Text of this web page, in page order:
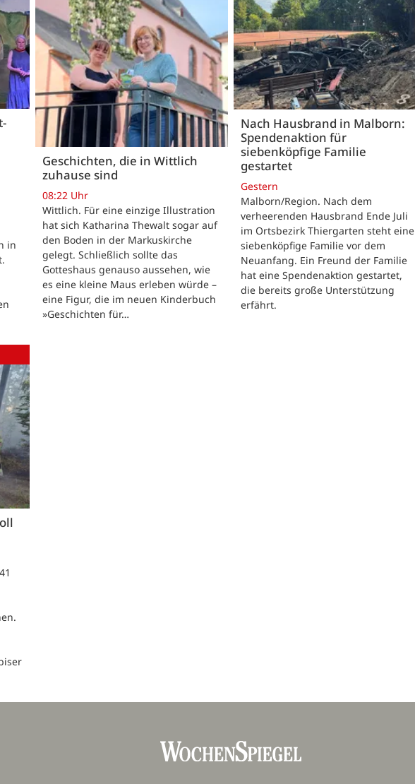
in
Geschichten, die in Wittlich
zuhause sind
08:22 Uhr
Wittlich. Für eine einzige Illustration
hat sich Katharina Thewalt sogar auf
den Boden in der Markuskirche
gelegt. Schließlich sollte das
Gotteshaus genauso aussehen, wie
es eine kleine Maus erleben würde –
eine Figur, die im neuen Kinderbuch
»Geschichten für…
Nach Hausbrand in Malborn:
Spendenaktion für
siebenköpfige Familie
gestartet
Gestern
Malborn/Region. Nach dem
verheerenden Hausbrand Ende Juli
im Ortsbezirk Thiergarten steht eine
siebenköpfige Familie vor dem
Neuanfang. Ein Freund der Familie
hat eine Spendenaktion gestartet,
die bereits große Unterstützung
erfährt.